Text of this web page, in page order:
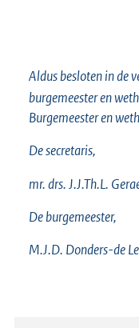
Aldus besloten in de
burgemeester en
Burgemeester en
De secretaris,
mr. drs. J.J.Th.L.
De burgemeester,
M.J.D. Donders-de